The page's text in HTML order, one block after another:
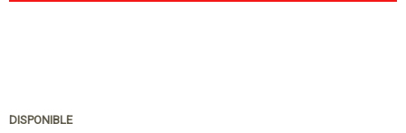
DISPONIBLE